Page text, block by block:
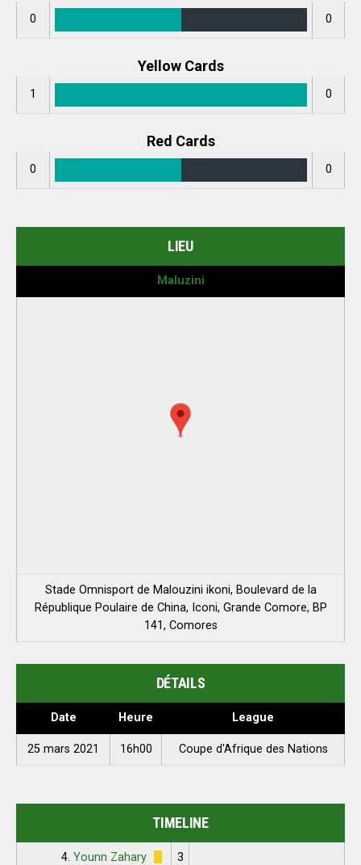
0 0
Yellow Cards
1 0
Red Cards
0 0
LIEU
Maluzini
Stade Omnisport de Malouzini ikoni, Boulevard de la
République Poulaire de China, Iconi, Grande Comore, BP
141, Comores
DÉTAILS
Date Heure League
25 mars 2021 16h00 Coupe d'Afrique des Nations
TIMELINE
4. Younn Zahary
3